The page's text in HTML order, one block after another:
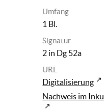
Umfang
1 Bl.
Signatur
2 in Dg 52a
URL
Digitalisierung
Nachweis im